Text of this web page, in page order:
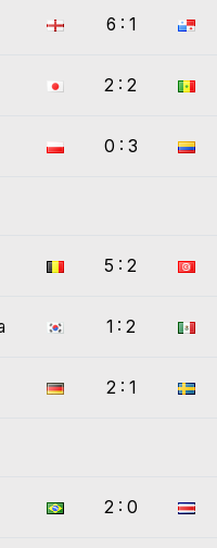
6 : 1
2 : 2
0 : 3
5 : 2
1 : 2
2 : 1
2 : 0